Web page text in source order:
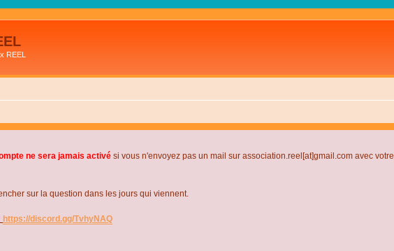
REEL
ne sera jamais activé si vous n'envoyez pas un mail sur association.reel[at]gmail.com avec votre
sur la question dans les jours qui viennent.
https://discord.gg/TvhyNAQ